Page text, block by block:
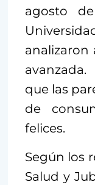
agosto
analizaron
que las
de
felices.
Según los
Salud y